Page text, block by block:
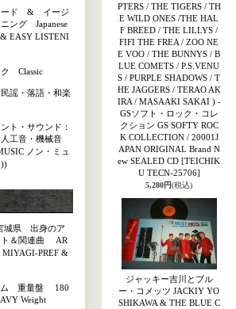
ド & イージ
ング Japanese
EASY LISTENI
ク Classic
謡・落語・和楽
ト・サウンド：
工音・機械音
ノン・ミュ
城県 出身のア
ト＆関連曲 AR
MIYAGI-PREF &
ム 重量盤 180
Weight
PTERS / THE TIGERS / TH
E WILD ONES /THE HAL
F BREED / THE LILLYS /
FIFI THE FREA / ZOO NE
E VOO / THE BUNNYS / B
LUE COMETS / P.S.VENU
S / PURPLE SHADOWS / T
HE JAGGERS / TERAO AK
IRA / MASAAKI SAKAI ) -
GSソフト・ロック・コレ
クション GS SOFTY ROC
K COLLECTION / 20001J
APAN ORIGINAL Brand N
ew SEALED CD [TEICHIK
U TECN-25706]
5,280円(税込)
ジャッキー吉川とブル
ー・コメッツ JACKIY YO
SHIKAWA & THE BLUE C